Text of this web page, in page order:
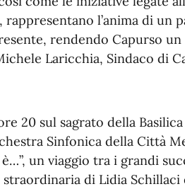
l’anima di un
rendendo Capurso
Laricchia, Sindaco di
20 sul sagrato della
Sinfonica della Città
un viaggio tra i grandi
straordinaria di Lidia